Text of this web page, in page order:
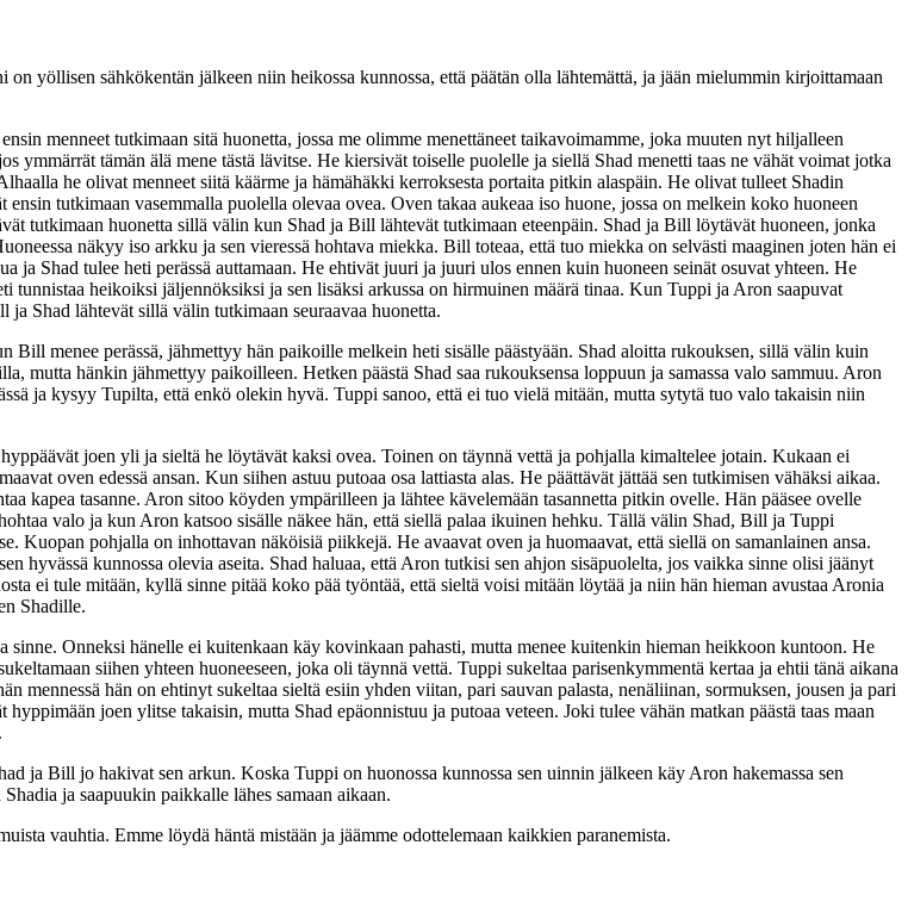
yöllisen sähkökentän jälkeen niin heikossa kunnossa, että päätän olla lähtemättä, ja jään mielummin kirjoittamaan
menneet tutkimaan sitä huonetta, jossa me olimme menettäneet taikavoimamme, joka muuten nyt hiljalleen
ymmärrät tämän älä mene tästä lävitse. He kiersivät toiselle puolelle ja siellä Shad menetti taas ne vähät voimat jotka
he olivat menneet siitä käärme ja hämähäkki kerroksesta portaita pitkin alaspäin. He olivat tulleet Shadin
tutkimaan vasemmalla puolella olevaa ovea. Oven takaa aukeaa iso huone, jossa on melkein koko huoneen
tutkimaan huonetta sillä välin kun Shad ja Bill lähtevät tutkimaan eteenpäin. Shad ja Bill löytävät huoneen, jonka
näkyy iso arkku ja sen vieressä hohtava miekka. Bill toteaa, että tuo miekka on selvästi maaginen joten hän ei
Shad tulee heti perässä auttamaan. He ehtivät juuri ja juuri ulos ennen kuin huoneen seinät osuvat yhteen. He
heikoiksi jäljennöksiksi ja sen lisäksi arkussa on hirmuinen määrä tinaa. Kun Tuppi ja Aron saapuvat
Shad lähtevät sillä välin tutkimaan seuraavaa huonetta.
Bill menee perässä, jähmettyy hän paikoille melkein heti sisälle päästyään. Shad aloitta rukouksen, sillä välin kuin
hänkin jähmettyy paikoilleen. Hetken päästä Shad saa rukouksensa loppuun ja samassa valo sammuu. Aron
ja kysyy Tupilta, että enkö olekin hyvä. Tuppi sanoo, että ei tuo vielä mitään, mutta sytytä tuo valo takaisin niin
joen yli ja sieltä he löytävät kaksi ovea. Toinen on täynnä vettä ja pohjalla kimaltelee jotain. Kukaan ei
oven edessä ansan. Kun siihen astuu putoaa osa lattiasta alas. He päättävät jättää sen tutkimisen vähäksi aikaa.
kapea tasanne. Aron sitoo köyden ympärilleen ja lähtee kävelemään tasannetta pitkin ovelle. Hän pääsee ovelle
valo ja kun Aron katsoo sisälle näkee hän, että siellä palaa ikuinen hehku. Tällä välin Shad, Bill ja Tuppi
Kuopan pohjalla on inhottavan näköisiä piikkejä. He avaavat oven ja huomaavat, että siellä on samanlainen ansa.
hyvässä kunnossa olevia aseita. Shad haluaa, että Aron tutkisi sen ahjon sisäpuolelta, jos vaikka sinne olisi jäänyt
ei tule mitään, kyllä sinne pitää koko pää työntää, että sieltä voisi mitään löytää ja niin hän hieman avustaa Aronia
Shadille.
Onneksi hänelle ei kuitenkaan käy kovinkaan pahasti, mutta menee kuitenkin hieman heikkoon kuntoon. He
siihen yhteen huoneeseen, joka oli täynnä vettä. Tuppi sukeltaa parisenkymmentä kertaa ja ehtii tänä aikana
mennessä hän on ehtinyt sukeltaa sieltä esiin yhden viitan, pari sauvan palasta, nenäliinan, sormuksen, jousen ja pari
joen ylitse takaisin, mutta Shad epäonnistuu ja putoaa veteen. Joki tulee vähän matkan päästä taas maan
ja Bill jo hakivat sen arkun. Koska Tuppi on huonossa kunnossa sen uinnin jälkeen käy Aron hakemassa sen
ja saapuukin paikkalle lähes samaan aikaan.
vauhtia. Emme löydä häntä mistään ja jäämme odottelemaan kaikkien paranemista.